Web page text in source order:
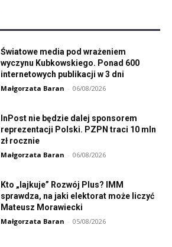
Światowe media pod wrażeniem
wyczynu Kubkowskiego. Ponad 600
internetowych publikacji w 3 dni
Małgorzata Baran - 06/08/2026
InPost nie będzie dalej sponsorem
reprezentacji Polski. PZPN traci 10 mln
zł rocznie
Małgorzata Baran - 06/08/2026
Kto „lajkuje” Rozwój Plus? IMM
sprawdza, na jaki elektorat może liczyć
Mateusz Morawiecki
Małgorzata Baran - 05/08/2026